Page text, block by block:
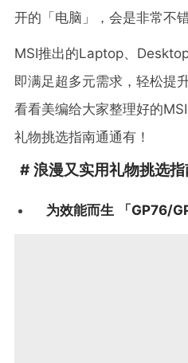
开的「电脑」，会是非常不
MSI推出的Laptop、
即满足超多元需求，轻松提
看看美编给大家整理好的
礼物挑选指南通通有！
# 浪漫又实用礼物挑选
为效能而生 「GP76/